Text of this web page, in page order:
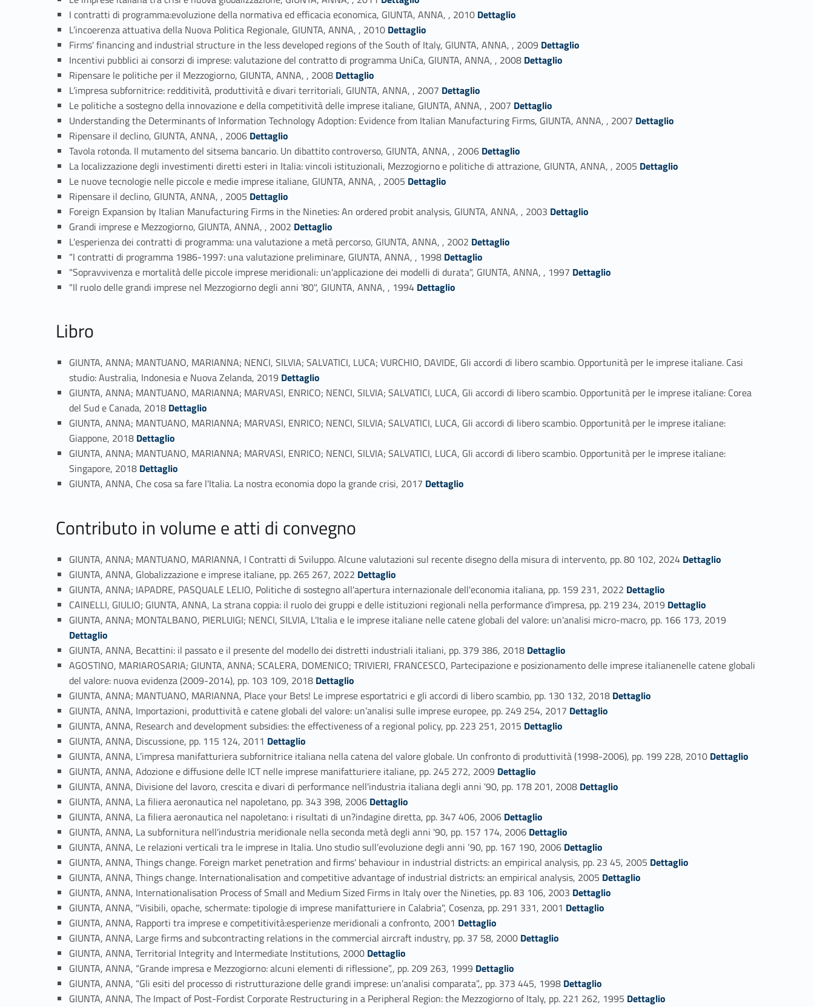
I contratti di programma:evoluzione della normativa ed efficacia economica, GIUNTA, ANNA, , 2010 Link identifier #identifier_person_21650-29
Dettaglio
L’incoerenza attuativa della Nuova Politica Regionale, GIUNTA, ANNA, , 2010 Link identifier #identifier_person_26461-30
Dettaglio
Firms' financing and industrial structure in the less developed regions of the South of Italy, GIUNTA, ANNA, , 2009 Link identifier #identifier_person_68390-31
Dettaglio
Incentivi pubblici ai consorzi di imprese: valutazione del contratto di programma UniCa, GIUNTA, ANNA, , 2008 Link identifier #identifier_person_2452-32
Dettaglio
Ripensare le politiche per il Mezzogiorno, GIUNTA, ANNA, , 2008 Link identifier #identifier_person_90432-33
Dettaglio
L’impresa subfornitrice: redditività, produttività e divari territoriali, GIUNTA, ANNA, , 2007 Link identifier #identifier_person_118969-34
Dettaglio
Le politiche a sostegno della innovazione e della competitività delle imprese italiane, GIUNTA, ANNA, , 2007 Link identifier #identifier_person_75113-35
Dettaglio
Understanding the Determinants of Information Technology Adoption: Evidence from Italian Manufacturing Firms, GIUNTA, ANNA, , 2007 Link identifier #identifier_person_148664-36
Dettaglio
Ripensare il declino, GIUNTA, ANNA, , 2006 Link identifier #identifier_person_119350-37
Dettaglio
Tavola rotonda. Il mutamento del sitsema bancario. Un dibattito controverso, GIUNTA, ANNA, , 2006 Link identifier #identifier_person_179195-38
Dettaglio
La localizzazione degli investimenti diretti esteri in Italia: vincoli istituzionali, Mezzogiorno e politiche di attrazione, GIUNTA, ANNA, , 2005 Link identifier #identifier_person_115153-39
Dettaglio
Le nuove tecnologie nelle piccole e medie imprese italiane, GIUNTA, ANNA, , 2005 Link identifier #identifier_person_60073-40
Dettaglio
Ripensare il declino, GIUNTA, ANNA, , 2005 Link identifier #identifier_person_117108-41
Dettaglio
Foreign Expansion by Italian Manufacturing Firms in the Nineties: An ordered probit analysis, GIUNTA, ANNA, , 2003 Link identifier #identifier_person_50278-42
Dettaglio
Grandi imprese e Mezzogiorno, GIUNTA, ANNA, , 2002 Link identifier #identifier_person_141337-43
Dettaglio
L'esperienza dei contratti di programma: una valutazione a metà percorso, GIUNTA, ANNA, , 2002 Link identifier #identifier_person_78807-44
Dettaglio
“I contratti di programma 1986-1997: una valutazione preliminare, GIUNTA, ANNA, , 1998Link identifier #identifier_person_176172-45
Dettaglio
"Sopravvivenza e mortalità delle piccole imprese meridionali: un'applicazione dei modelli di durata", GIUNTA, ANNA, , 1997 Link identifier #identifier_person_116487-46
Dettaglio
"Il ruolo delle grandi imprese nel Mezzogiorno degli anni '80", GIUNTA, ANNA, , 1994 Link identifier #identifier_person_64594-47
Dettaglio
Libro
GIUNTA, ANNA; MANTUANO, MARIANNA; NENCI, SILVIA; SALVATICI, LUCA; VURCHIO, DAVIDE, Gli accordi di libero scambio. Opportunità per le imprese italiane. Casi
studio: Australia, Indonesia e Nuova Zelanda, 2019 Link identifier #identifier_person_88532-48
Dettaglio
GIUNTA, ANNA; MANTUANO, MARIANNA; MARVASI, ENRICO; NENCI, SILVIA; SALVATICI, LUCA, Gli accordi di libero scambio. Opportunità per le imprese italiane: Corea
del Sud e Canada, 2018 Link identifier #identifier_person_145249-49
Dettaglio
GIUNTA, ANNA; MANTUANO, MARIANNA; MARVASI, ENRICO; NENCI, SILVIA; SALVATICI, LUCA, Gli accordi di libero scambio. Opportunità per le imprese italiane:
Giappone, 2018 Link identifier #identifier_person_163317-50
Dettaglio
GIUNTA, ANNA; MANTUANO, MARIANNA; MARVASI, ENRICO; NENCI, SILVIA; SALVATICI, LUCA, Gli accordi di libero scambio. Opportunità per le imprese italiane:
Singapore, 2018 Link identifier #identifier_person_118736-51
Dettaglio
GIUNTA, ANNA, Che cosa sa fare l'Italia. La nostra economia dopo la grande crisi, 2017 Link identifier #identifier_person_71863-52
Dettaglio
Contributo in volume e atti di convegno
GIUNTA, ANNA; MANTUANO, MARIANNA, I Contratti di Sviluppo. Alcune valutazioni sul recente disegno della misura di intervento, pp. 80 102, 2024 Link identifier #identifier_person_90224-53
Dettaglio
GIUNTA, ANNA, Globalizzazione e imprese italiane, pp. 265 267, 2022 Link identifier #identifier_person_6462-54
Dettaglio
GIUNTA, ANNA; IAPADRE, PASQUALE LELIO, Politiche di sostegno all'apertura internazionale dell'economia italiana, pp. 159 231, 2022 Link identifier #identifier_person_188033-55
Dettaglio
CAINELLI, GIULIO; GIUNTA, ANNA, La strana coppia: il ruolo dei gruppi e delle istituzioni regionali nella performance d’impresa, pp. 219 234, 2019 Link identifier #identifier_person_19997-56
Dettaglio
GIUNTA, ANNA; MONTALBANO, PIERLUIGI; NENCI, SILVIA, L'Italia e le imprese italiane nelle catene globali del valore: un'analisi micro-macro, pp. 166 173, 2019
Dettaglio
GIUNTA, ANNA, Becattini: il passato e il presente del modello dei distretti industriali italiani, pp. 379 386, 2018 Link identifier #identifier_person_78089-58
Dettaglio
AGOSTINO, MARIAROSARIA; GIUNTA, ANNA; SCALERA, DOMENICO; TRIVIERI, FRANCESCO, Partecipazione e posizionamento delle imprese italianenelle catene globali
del valore: nuova evidenza (2009-2014), pp. 103 109, 2018 Link identifier #identifier_person_115845-59
Dettaglio
GIUNTA, ANNA; MANTUANO, MARIANNA, Place your Bets! Le imprese esportatrici e gli accordi di libero scambio, pp. 130 132, 2018 Link identifier #identifier_person_168992-60
Dettaglio
GIUNTA, ANNA, Importazioni, produttività e catene globali del valore: un’analisi sulle imprese europee, pp. 249 254, 2017 Link identifier #identifier_person_182687-61
Dettaglio
GIUNTA, ANNA, Research and development subsidies: the effectiveness of a regional policy, pp. 223 251, 2015 Link identifier #identifier_person_69668-62
Dettaglio
GIUNTA, ANNA, Discussione, pp. 115 124, 2011 Link identifier #identifier_person_84238-63
Dettaglio
GIUNTA, ANNA, L’impresa manifatturiera subfornitrice italiana nella catena del valore globale. Un confronto di produttività (1998-2006), pp. 199 228, 2010 Link identifier #identifier_person_46491-64
Dettaglio
GIUNTA, ANNA, Adozione e diffusione delle ICT nelle imprese manifatturiere italiane, pp. 245 272, 2009 Link identifier #identifier_person_103444-65
Dettaglio
GIUNTA, ANNA, Divisione del lavoro, crescita e divari di performance nell'industria italiana degli anni '90, pp. 178 201, 2008 Link identifier #identifier_person_95910-66
Dettaglio
GIUNTA, ANNA, La filiera aeronautica nel napoletano, pp. 343 398, 2006 Link identifier #identifier_person_143375-67
Dettaglio
GIUNTA, ANNA, La filiera aeronautica nel napoletano: i risultati di un?indagine diretta, pp. 347 406, 2006 Link identifier #identifier_person_68867-68
Dettaglio
GIUNTA, ANNA, La subfornitura nell'industria meridionale nella seconda metà degli anni '90, pp. 157 174, 2006Link identifier #identifier_person_161868-69
Dettaglio
GIUNTA, ANNA, Le relazioni verticali tra le imprese in Italia. Uno studio sull’evoluzione degli anni ‘90, pp. 167 190, 2006 Link identifier #identifier_person_139561-70
Dettaglio
GIUNTA, ANNA, Things change. Foreign market penetration and firms' behaviour in industrial districts: an empirical analysis, pp. 23 45, 2005 Link identifier #identifier_person_132301-71
Dettaglio
GIUNTA, ANNA, Things change. Internationalisation and competitive advantage of industrial districts: an empirical analysis, 2005 Link identifier #identifier_person_119871-72
Dettaglio
GIUNTA, ANNA, Internationalisation Process of Small and Medium Sized Firms in Italy over the Nineties, pp. 83 106, 2003 Link identifier #identifier_person_96299-73
Dettaglio
GIUNTA, ANNA, "Visibili, opache, schermate: tipologie di imprese manifatturiere in Calabria", Cosenza, pp. 291 331, 2001 Link identifier #identifier_person_181946-74
Dettaglio
GIUNTA, ANNA, Rapporti tra imprese e competitività:esperienze meridionali a confronto, 2001 Link identifier #identifier_person_166549-75
Dettaglio
GIUNTA, ANNA, Large firms and subcontracting relations in the commercial aircraft industry, pp. 37 58, 2000 Link identifier #identifier_person_47381-76
Dettaglio
GIUNTA, ANNA, Territorial Integrity and Intermediate Institutions, 2000 Link identifier #identifier_person_126142-77
Dettaglio
GIUNTA, ANNA, “Grande impresa e Mezzogiorno: alcuni elementi di riflessione”,, pp. 209 263, 1999 Link identifier #identifier_person_124082-78
Dettaglio
GIUNTA, ANNA, “Gli esiti del processo di ristrutturazione delle grandi imprese: un’analisi comparata”,, pp. 373 445, 1998 Link identifier #identifier_person_155463-79
Dettaglio
GIUNTA, ANNA, The Impact of Post-Fordist Corporate Restructuring in a Peripheral Region: the Mezzogiorno of Italy, pp. 221 262, 1995 Link identifier #identifier_person_170171-80
Dettaglio